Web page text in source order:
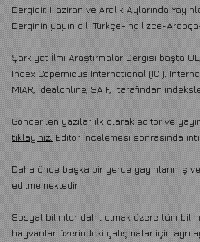
Dergidir. Haziran ve Aralık Aylarında
Derginin yayın dili Türkçe-İngilizce-
Şarkiyat İlmi Araştırmalar Dergisi başta
Index Copernicus International (ICI),
MIAR, İdealonline, SAIF, tarafından
Gönderilen yazılar ilk olarak editör ve
tıklayınız.Editör İncelemesi sonrasında
Daha önce başka bir yerde yayınlanmış
edilmemektedir.
Sosyal bilimler dahil olmak üzere tüm
hayvanlar üzerindeki çalışmalar için ayrı